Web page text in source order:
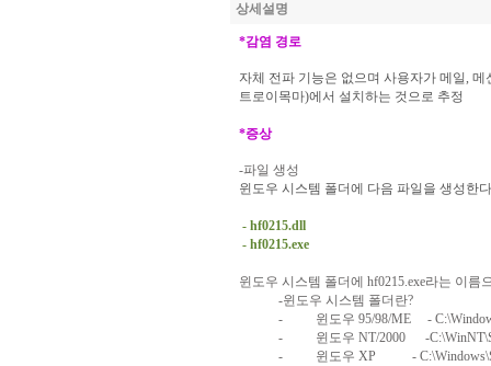
상세설명
*감염 경로
자체 전파 기능은 없으며 사용자가 메일, 메
트로이목마)에서 설치하는 것으로 추정
*증상
-파일 생성
윈도우 시스템 폴더에 다음 파일을 생성한다
- hf0215.dll
- hf0215.exe
윈도우 시스템 폴더에 hf0215.exe라는 이름
-윈도우 시스템 폴더란?
-
윈도우 95/98/ME
-
-
윈도우 NT/2000
-
-
윈도우 XP
-